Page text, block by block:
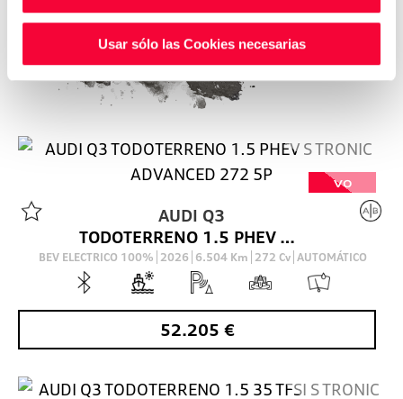
Usar sólo las Cookies necesarias
VO
AUDI Q3
TODOTERRENO 1.5 PHEV S TRONIC ADVANCED 272 5P
BEV ELECTRICO 100% 2026 6.504 Km 272 Cv AUTOMÁTICO
52.205 €